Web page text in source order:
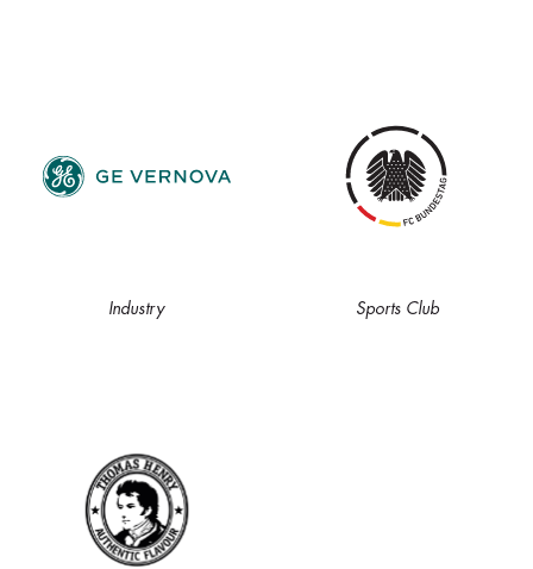
Industry Sports Club